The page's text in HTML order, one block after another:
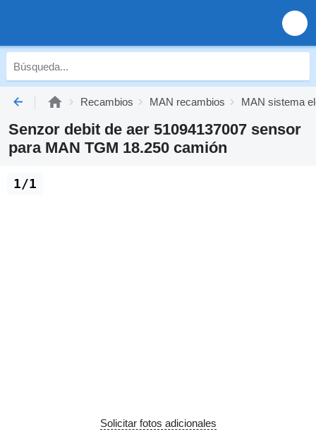
Recambios MAN recambios MAN sistema
Senzor debit de aer 51094137007 sensor
para MAN TGM 18.250 camión
1/1
Solicitar fotos adicionales